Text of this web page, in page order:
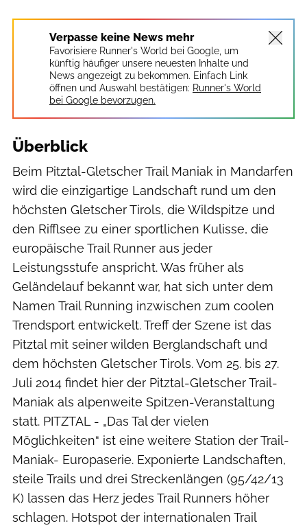
Verpasse keine News mehr
Favorisiere Runner's World bei Google, um
künftig häufiger unsere neuesten Inhalte und
News angezeigt zu bekommen. Einfach Link
öffnen und Auswahl bestätigen: Runner's World
bei Google bevorzugen.
Überblick
Beim Pitztal-Gletscher Trail Maniak in Mandarfen
wird die einzigartige Landschaft rund um den
höchsten Gletscher Tirols, die Wildspitze und
den Rifflsee zu einer sportlichen Kulisse, die
europäische Trail Runner aus jeder
Leistungsstufe anspricht. Was früher als
Geländelauf bekannt war, hat sich unter dem
Namen Trail Running inzwischen zum coolen
Trendsport entwickelt. Treff der Szene ist das
Pitztal mit seiner wilden Berglandschaft und
dem höchsten Gletscher Tirols. Vom 25. bis 27.
Juli 2014 findet hier der Pitztal-Gletscher Trail-
Maniak als alpenweite Spitzen-Veranstaltung
statt. PITZTAL - „Das Tal der vielen
Möglichkeiten“ ist eine weitere Station der Trail-
Maniak- Europaserie. Exponierte Landschaften,
steile Trails und drei Streckenlängen (95/42/13
K) lassen das Herz jedes Trail Runners höher
schlagen. Hotspot der internationalen Trail